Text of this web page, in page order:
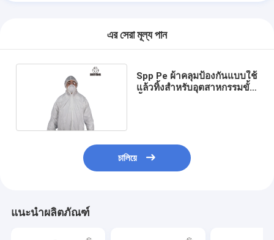
এর সেরা মূল্য পান
Spp Pe ผ้าคลุมป้องกันแบบใช้
แล้วทิ้งสำหรับอุตสาหกรรมขั้น
চালিয়ে
แนะนำผลิตภัณฑ์